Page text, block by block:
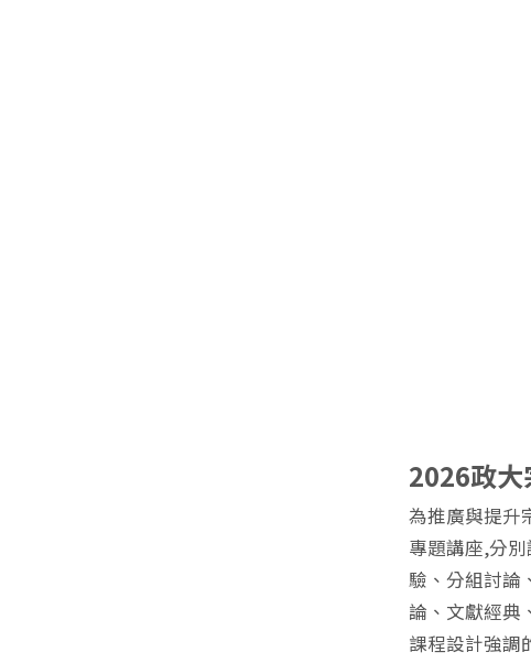
2026政大
為推廣與提升
專題講座,分
驗、分組討論
論、文獻經典
課程設計強調